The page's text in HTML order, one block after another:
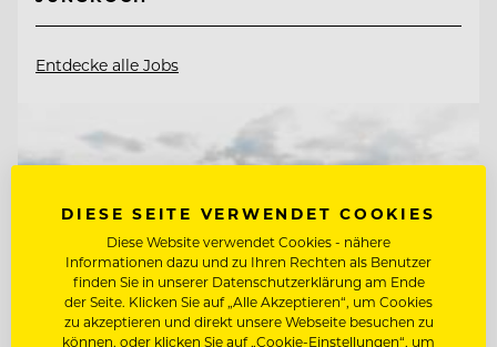
Entdecke alle Jobs
DIESE SEITE VERWENDET COOKIES
Diese Website verwendet Cookies - nähere
Informationen dazu und zu Ihren Rechten als Benutzer
finden Sie in unserer Datenschutzerklärung am Ende
der Seite. Klicken Sie auf „Alle Akzeptieren“, um Cookies
zu akzeptieren und direkt unsere Webseite besuchen zu
können, oder klicken Sie auf „Cookie-Einstellungen“, um